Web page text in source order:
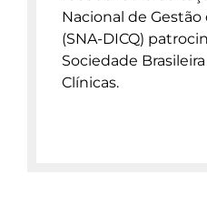
Nacional de
(SNA-DICQ)
Sociedade
Clínicas.